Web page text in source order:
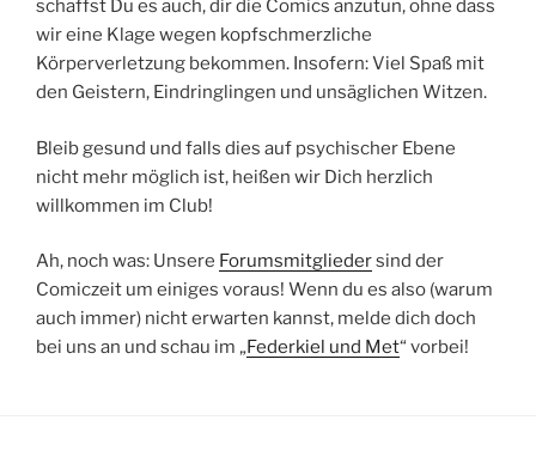
schaffst Du es auch, dir die Comics anzutun, ohne dass
wir eine Klage wegen kopfschmerzliche
Körperverletzung bekommen. Insofern: Viel Spaß mit
den Geistern, Eindringlingen und unsäglichen Witzen.
Bleib gesund und falls dies auf psychischer Ebene
nicht mehr möglich ist, heißen wir Dich herzlich
willkommen im Club!
Ah, noch was: Unsere Forumsmitgliedersind der
Comiczeit um einiges voraus! Wenn du es also (warum
auch immer) nicht erwarten kannst, melde dich doch
bei uns an und schau im „Federkiel und Met“ vorbei!